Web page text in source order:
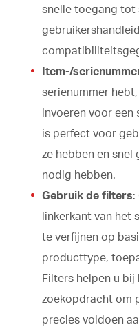
snelle toegang tot
Item-/
serienummer
invoeren voor een
is perfect voor
ze hebben en
nodig hebben.
Gebruik de filters:
linkerkant van het
te verfijnen op
producttype,
Filters helpen u bij
zoekopdracht om
precies voldoen